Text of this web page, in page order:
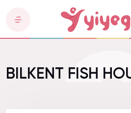
BILKENT FISH